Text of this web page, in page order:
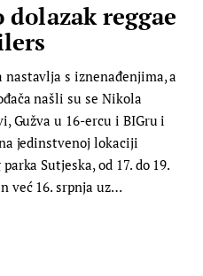
reggae
nastavlja s iznenađenjima, a
našli su se Nikola
Gužva u 16-ercu i BIGru i
jedinstvenoj lokaciji
Sutjeska, od 17. do 19.
već 16. srpnja uz…